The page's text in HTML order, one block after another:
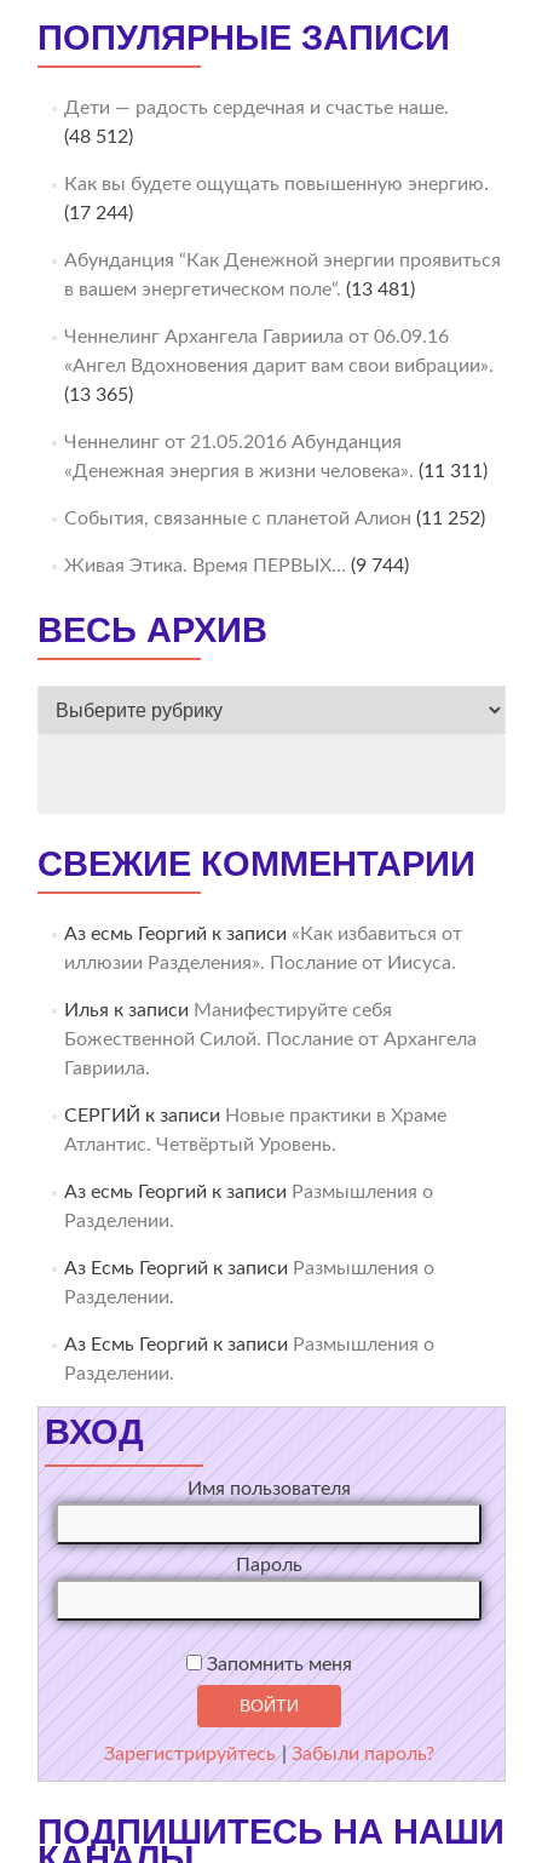
ПОПУЛЯРНЫЕ ЗАПИСИ
Дети — радость сердечная и счастье наше.
(48 512)
Как вы будете ощущать повышенную энергию.
(17 244)
Абунданция “Как Денежной энергии проявиться
в вашем энергетическом поле“. (13 481)
Ченнелинг Архангела Гавриила от 06.09.16
«Ангел Вдохновения дарит вам свои вибрации».
(13 365)
Ченнелинг от 21.05.2016 Абунданция
«Денежная энергия в жизни человека». (11 311)
События, связанные с планетой Алион (11 252)
Живая Этика. Время ПЕРВЫХ… (9 744)
ВЕСЬ АРХИВ
ВЕСЬ
СВЕЖИЕ КОММЕНТАРИИ
Аз есмь Георгий к записи «Как избавиться от
иллюзии Разделения». Послание от Иисуса.
Илья к записи Манифестируйте себя
Божественной Силой. Послание от Архангела
Гавриила.
СЕРГИЙ к записи Новые практики в Храме
Атлантис. Четвёртый Уровень.
Аз есмь Георгий к записи Размышления о
Разделении.
Аз Есмь Георгий к записи Размышления о
Разделении.
Аз Есмь Георгий к записи Размышления о
Разделении.
ВХОД
Имя пользователя
Пароль
Запомнить меня
Зарегистрируйтесь |Забыли пароль?
ПОДПИШИТЕСЬ НА НАШИ